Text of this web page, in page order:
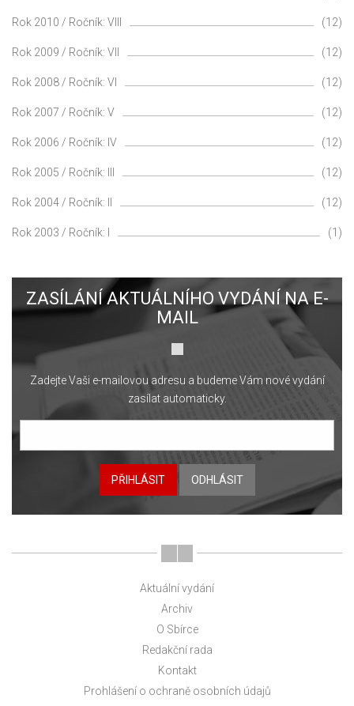
Rok 2010 / Ročník: VIII (12)
Rok 2009 / Ročník: VII (12)
Rok 2008 / Ročník: VI (12)
Rok 2007 / Ročník: V (12)
Rok 2006 / Ročník: IV (12)
Rok 2005 / Ročník: III (12)
Rok 2004 / Ročník: II (12)
Rok 2003 / Ročník: I (1)
ZASÍLÁNÍ AKTUÁLNÍHO VYDÁNÍ NA E-
MAIL
Zadejte Vaši e-mailovou adresu a budeme Vám nové vydání
zasílat automaticky.
PŘIHLÁSIT ODHLÁSIT
Aktuální vydání
Archiv
O Sbírce
Redakční rada
Kontakt
Prohlášení o ochraně osobních údajů